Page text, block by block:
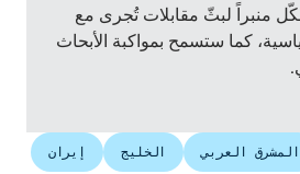
منبراً لبثّ مقابلات تُجرى مع
كما ستسمح بمواكبة الأبحاث
المشرق العربي الخليج إيران